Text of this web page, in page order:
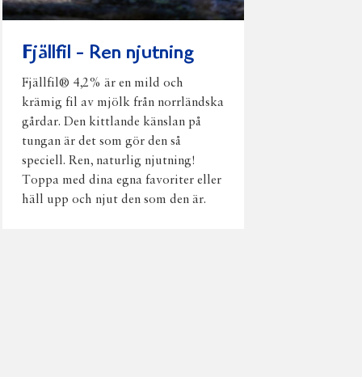
Fjällfil - Ren njutning
Fjällfil® 4,2% är en mild och
krämig fil av mjölk från norrländska
gårdar. Den kittlande känslan på
tungan är det som gör den så
speciell. Ren, naturlig njutning!
Toppa med dina egna favoriter eller
häll upp och njut den som den är.